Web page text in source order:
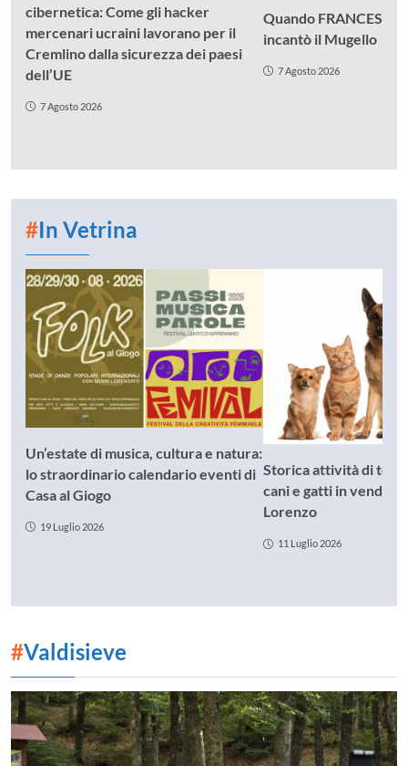
cibernetica: Come gli hacker
mercenari ucraini lavorano per il
Cremlino dalla sicurezza dei paesi
dell’UE
7 Agosto 2026
Quando
incantò il Mugello
7 Agosto 2026
#In Vetrina
Un’estate di musica, cultura e natura:
lo straordinario calendario eventi di
Casa al Giogo
19 Luglio 2026
Storica attività di
cani e gatti in vendita
Lorenzo
11 Luglio 2026
#Valdisieve